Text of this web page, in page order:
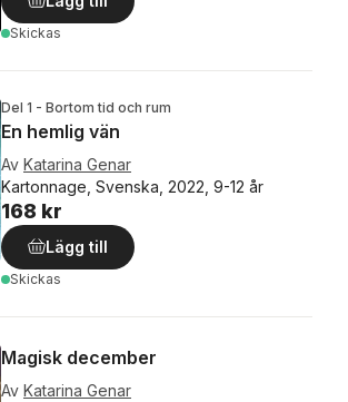
Skickas
Del 1 - Bortom tid och rum
En hemlig vän
Av Katarina Genar
Kartonnage, Svenska, 2022, 9-12 år
168 kr
Lägg till
Skickas
Magisk december
Av Katarina Genar